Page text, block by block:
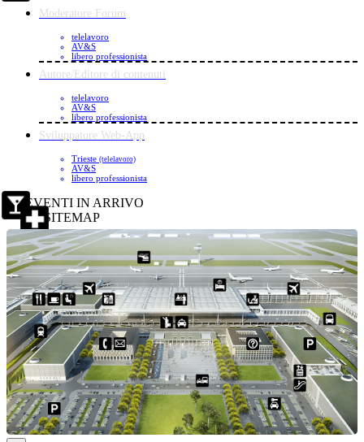
Moderatore Forum
telelavoro
AV&S
libero professionista
Autore/Editore di contenuti
telelavoro
AV&S
libero professionista
Sviluppatore Web-App
Trieste (telelavoro)
AV&S
libero professionista
EVENTI IN ARRIVO
SITEMAP